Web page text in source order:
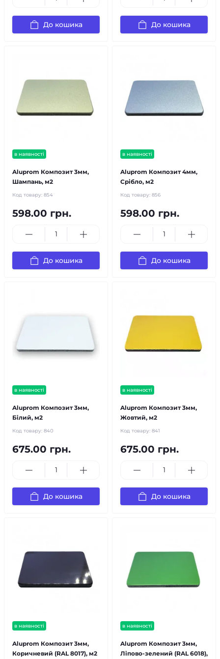
До кошика До кошика
в наявності
Aluprom Композит 3мм,
Шампань, м2
Код товару: 854
598.00 грн.
До кошика
в наявності
Aluprom Композит 4мм,
Срібло, м2
Код товару: 856
598.00 грн.
До кошика
в наявності
Aluprom Композит 3мм,
Білий, м2
Код товару: 840
675.00 грн.
До кошика
в наявності
Aluprom Композит 3мм,
Жовтий, м2
Код товару: 841
675.00 грн.
До кошика
в наявності
Aluprom Композит 3мм,
Коричневий (RAL 8017), м2
в наявності
Aluprom Композит 3мм,
Ліпово-зелений (RAL 6018),